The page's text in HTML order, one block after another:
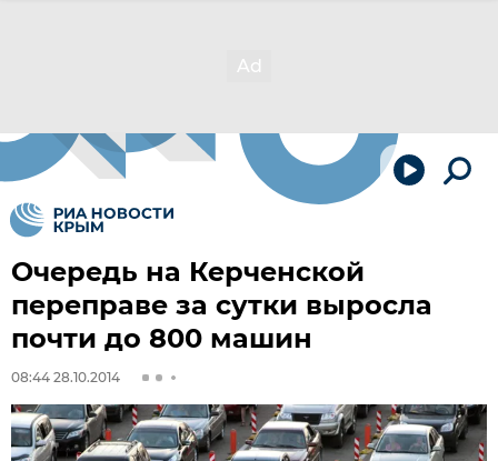
Очередь на Керченской
переправе за сутки выросла
почти до 800 машин
08:44 28.10.2014